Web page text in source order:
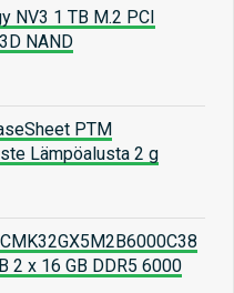
NV3 1 TB M.2 PCI
NAND
PTM
Lämpöalusta 2 g
2 x 16 GB DDR5 6000